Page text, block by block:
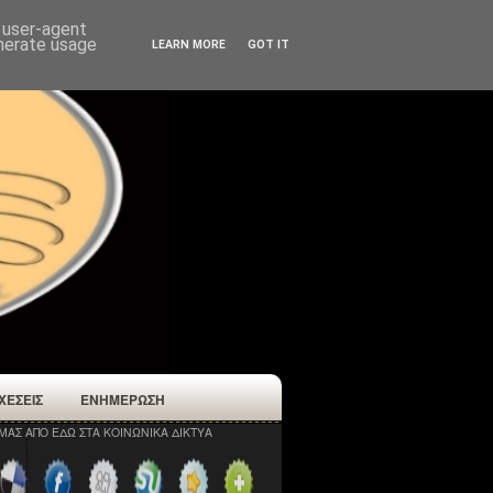
ΕΝΗΜΕΡΩΣΗ
ΑΠΟ ΕΔΩ ΣΤΑ ΚΟΙΝΩΝΙΚΑ ΔΙΚΤΥΑ
agent
usage LEARN MORE GOT IT